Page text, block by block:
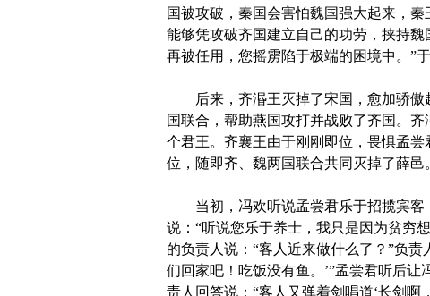
国被攻破，秦国会害怕魏国强大起来，
能够凭攻破齐国建立自己的功劳，挟持
再被任用，您摇雳陷于极端的困境中。”
后来，齐湣王灭掉了宋国，愈加骄傲
国联合，帮助燕国攻打并战败了齐国。
个君王。齐襄王由于刚刚即位，畏惧孟
位，随即齐、魏两国联合共同灭掉了薛邑
当初，冯欢听说孟尝君乐于招揽宾客
说：“听说您乐于养士，我只是因为贫穷
的负责人说：“客人近来做什么了？”负
们回家吧！吃饭没有鱼。’”孟尝君听后
责人回答说：“客人又弹着剑唱道‘长剑